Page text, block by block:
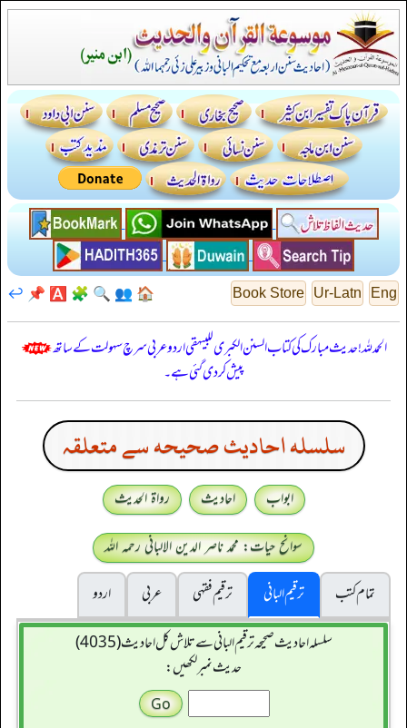
Eng
Ur-Latn
Book Store
🏠
👥
🔍
🧩
🅰️
📌
↩️
الحمدللہ! حدیث مبارک کی کتاب السنن الكبرى للبيهقي اردو عربی سرچ سہولت کے ساتھ
پیش کر دی گئی ہے۔
سلسله احاديث صحيحه سے متعلقہ
ابواب احادیث
رواۃ الحدیث
سوانح حیات: محمد ناصر الدین الالبانی رحمہ اللہ
تمام کتب
ترقیم البانی ترقيم فقہی عربی
اردو
سلسله احاديث صحيحه ترقیم البانی سے تلاش کل احادیث (4035)
حدیث نمبر لکھیں: